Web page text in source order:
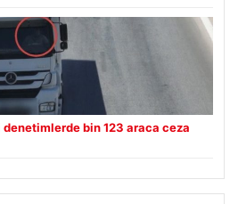
bin 123 araca ceza